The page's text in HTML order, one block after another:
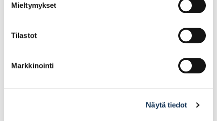
Mieltymykset
Tilastot
Markkinointi
Näytä tiedot
22.54€ /pg(alv. 0%)
Lisää tilauskoriin Lisää tilauskoriin